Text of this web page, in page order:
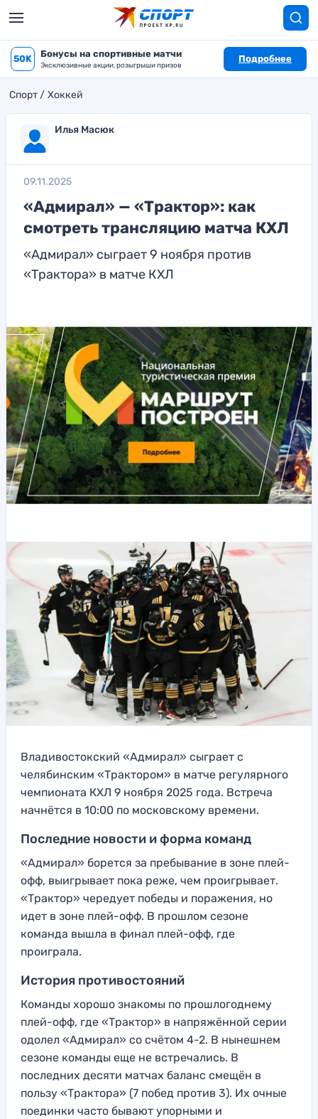
50K Бонусы на спортивные матчи
Эксклюзивные акции, розыгрыши призов
Подробнее
Спорт Хоккей
Илья Масюк
09.11.2025
«Адмирал» — «Трактор»: как
смотреть трансляцию матча КХЛ
«Адмирал» сыграет 9 ноября против
«Трактора» в матче КХЛ
Владивостокский «Адмирал» сыграет с
челябинским «Трактором» в матче регулярного
чемпионата КХЛ 9 ноября 2025 года. Встреча
начнётся в 10:00 по московскому времени.
Последние новости и форма команд
«Адмирал» борется за пребывание в зоне плей-
офф, выигрывает пока реже, чем проигрывает.
«Трактор» чередует победы и поражения, но
идет в зоне плей-офф. В прошлом сезоне
команда вышла в финал плей-офф, где
проиграла.
История противостояний
Команды хорошо знакомы по прошлогоднему
плей-офф, где «Трактор» в напряжённой серии
одолел «Адмирал» со счётом 4-2. В нынешнем
сезоне команды еще не встречались. В
последних десяти матчах баланс смещён в
пользу «Трактора» (7 побед против 3). Их очные
поединки часто бывают упорными и